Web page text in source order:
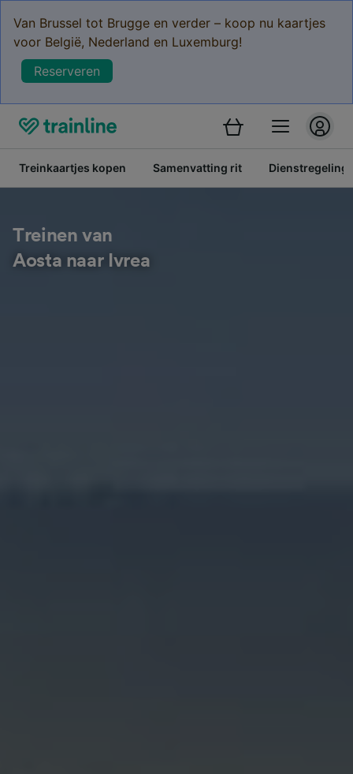
Van Brussel tot Brugge en verder – koop nu kaartjes
voor België, Nederland en Luxemburg!
Reserveren
Treinkaartjes kopen Samenvatting rit Dienstregeling
Treinen van
Aosta naar Ivrea